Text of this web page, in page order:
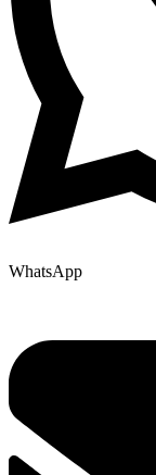
WhatsApp